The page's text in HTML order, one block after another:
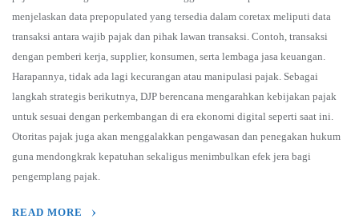
menjelaskan data prepopulated yang tersedia dalam coretax meliputi data
transaksi antara wajib pajak dan pihak lawan transaksi. Contoh, transaksi
dengan pemberi kerja, supplier, konsumen, serta lembaga jasa keuangan.
Harapannya, tidak ada lagi kecurangan atau manipulasi pajak. Sebagai
langkah strategis berikutnya, DJP berencana mengarahkan kebijakan pajak
untuk sesuai dengan perkembangan di era ekonomi digital seperti saat ini.
Otoritas pajak juga akan menggalakkan pengawasan dan penegakan hukum
guna mendongkrak kepatuhan sekaligus menimbulkan efek jera bagi
pengemplang pajak.
READ MORE